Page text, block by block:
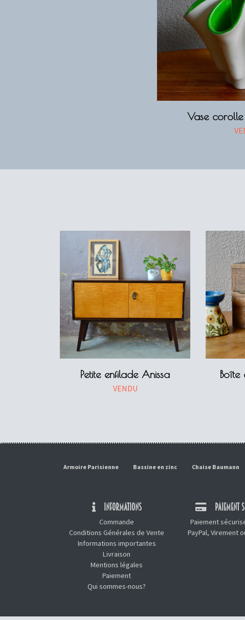
Vase corolle
Petite enfilade Anissa
VENDU
Boîte
Armoire Parisienne Bassine en zinc Chaise Baumann
INFORMATIONS
Commande
Conditions Générales de Vente
Informations importantes
Livraison
Mentions légales
Paiement
Qui sommes-nous?
PAIEMENT
Paiement
PayPal, Virement